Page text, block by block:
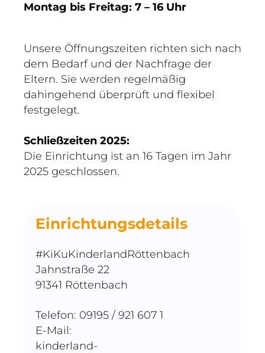
Montag bis Freitag: 7 – 16 Uhr
Unsere Öffnungszeiten richten sich nach
dem Bedarf und der Nachfrage der
Eltern. Sie werden regelmäßig
dahingehend überprüft und flexibel
festgelegt.
Schließzeiten 2025:
Die Einrichtung ist an 16 Tagen im Jahr
2025 geschlossen.
Einrichtungsdetails
#KiKuKinderlandRöttenbach
Jahnstraße 22
91341 Röttenbach
Telefon: 09195 / 921 607 1
E-Mail:
kinderland-